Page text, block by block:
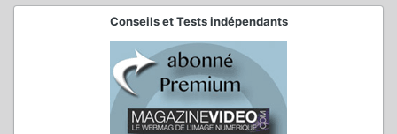
Conseils et Tests indépendants